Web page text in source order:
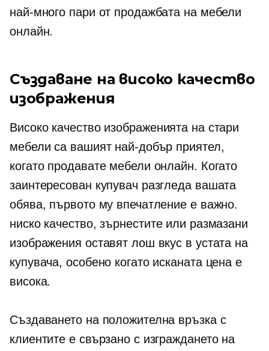
най-много пари от продажбата на мебели
онлайн.
Създаване на високо качество
изображения
Високо качествоизображенията на стари
мебели са вашият най-добър приятел,
когато продавате мебели онлайн. Когато
заинтересован купувач разгледа вашата
обява, първото му впечатление е важно.
ниско качество, зърнестите или размазани
изображения оставят лош вкус в устата на
купувача, особено когато исканата цена е
висока.
Създаването на положителна връзка с
клиентите е свързано с изграждането на